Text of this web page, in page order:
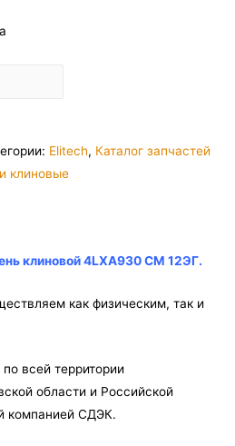
Elitech, Каталог запчастей
клиновые
клиновой 4LXA930 СМ 12ЭГ.
как физическим, так и
всей территории
области и Российской
компанией СДЭК.